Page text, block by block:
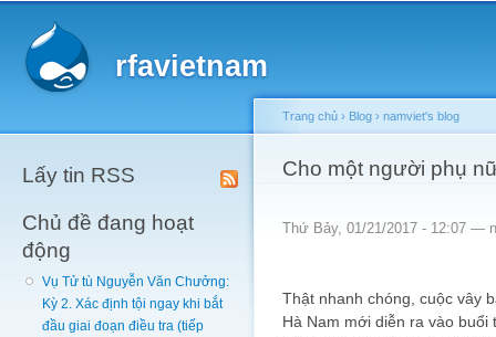
rfavietnam
Lấy tin RSS
Chủ đề đang hoạt
động
Vụ Tử tù Nguyễn Văn Chưởng:
Kỳ 2. Xác định tội ngay khi bắt
đầu giai đoạn điều tra (tiếp
You are here
Trang chủ › Blog › namviet's blog
Cho một người phụ
Thứ Bảy, 01/21/2017 - 12:07 —
Thật nhanh chóng, cuộc vây
Hà Nam mới diễn ra vào